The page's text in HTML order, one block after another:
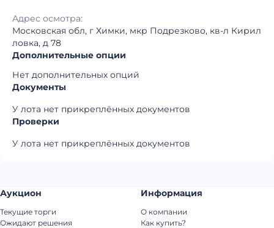
Адрес осмотра:
Московская обл, г Химки, мкр Подрезково, кв-л Кирил
ловка, д 78
Дополнительные опции
Нет дополнительных опций
Документы
У лота нет прикреплённых документов
Проверки
У лота нет прикреплённых документов
Аукцион
Текущие торги
Ожидают решения
Информация
О компании
Как купить?